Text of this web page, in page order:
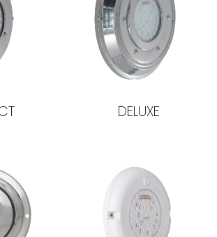
DELUXE